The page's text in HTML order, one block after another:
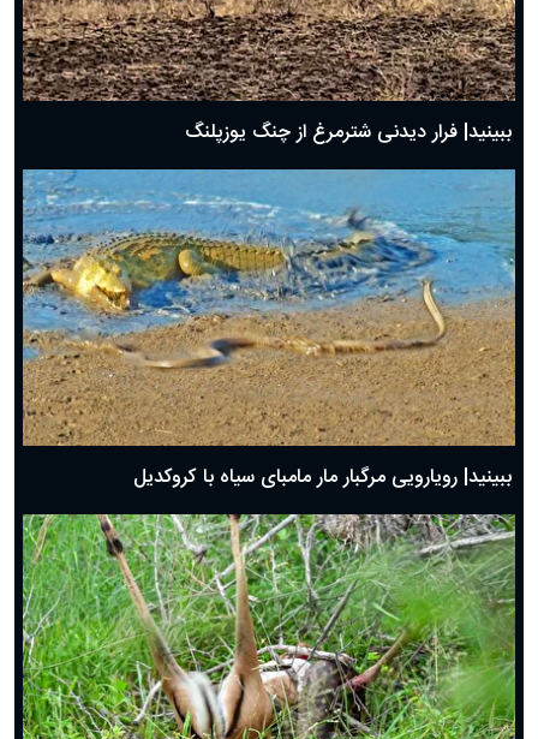
ببینید| فرار دیدنی شترمرغ از چنگ یوزپلنگ
ببینید| رویارویی مرگبار مار مامبای سیاه با کروکدیل